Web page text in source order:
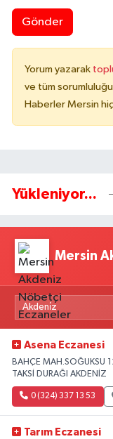
Gönder
Yorum yazarak
ve tüm
Haberler Mersin
Yükleniyor...
Mersin
Asena Eczanesi
BAHÇE MAH.SOĞUKSU
TAKSİ DURAĞI AKDENİZ
0 (324) 337 13 53
Tarım Eczanesi